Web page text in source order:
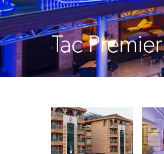
Tac Premier